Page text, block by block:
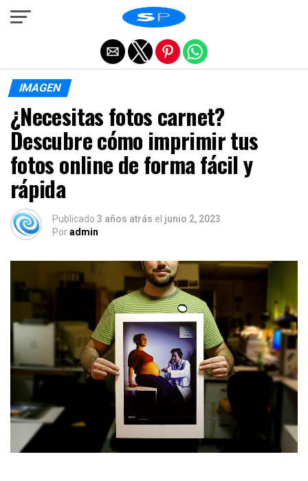
IMAGEN
¿Necesitas fotos carnet?
Descubre cómo imprimir tus
fotos online de forma fácil y
rápida
Publicado 3 años atrás el junio 2, 2023
Poradmin
Salir de la versión móvil